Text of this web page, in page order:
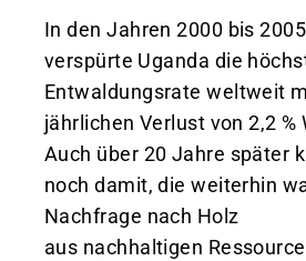
In den Jahren 2000 bis 2005
verspürte Uganda die
Entwaldungsrate weltweit
jährlichen Verlust von 2,2 %
Auch über 20 Jahre später
noch damit, die weiterhin
Nachfrage nach Holz
aus nachhaltigen